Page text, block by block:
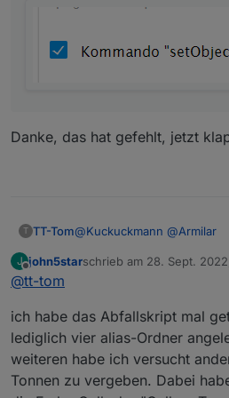
Danke, das hat gefehlt, jetzt
T TT-Tom@Kuckuckmann @Armilar
Hi,
die notwendigen
erstellt. Im Kopf müssen
eingestellt werden. man
deaktivieren. Bitte das
funktioniert kommt es dann
Spoiler
J
Offline
john5starschrieb am 28. Sept.
zuletzt editiert von
@tt-tom
ich habe das Abfallskript mal
lediglich vier alias-Ordner
weiteren habe ich versucht
Tonnen zu vergeben. Dabei